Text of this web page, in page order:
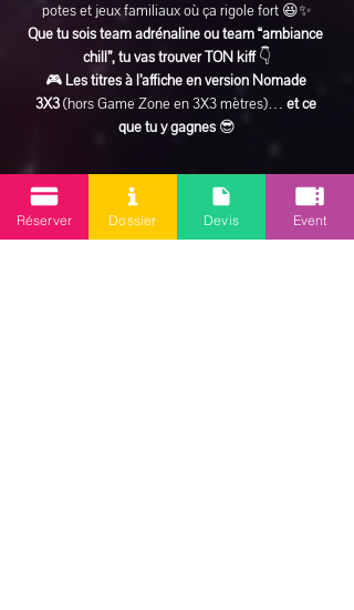
potes et jeux familiaux où ça rigole fort 😆✨
Que tu sois team adrénaline ou team “ambiance
chill”, tu vas trouver TON kiff 👇
🎮 Les titres à l’affiche en version Nomade
3X3 (hors Game Zone en 3X3 mètres)… et ce
que tu y gagnes 😎
En lire plus >
Réserver Dossier Devis Event